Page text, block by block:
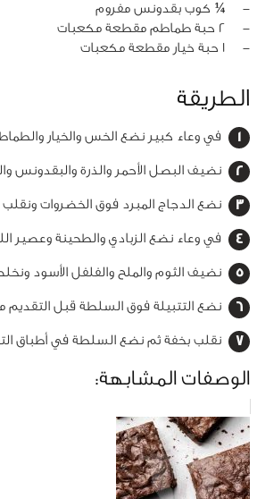
‏-
¼ كوب بقدونس مفروم
‏-
2 حبة طماطم مقطعة مكعبات
‏-
1 حبة خيار مقطعة مكعبات
الطريقة
في وعاء كبير نضع الخس والخيار
نضيف البصل الأحمر والذرة والبقدونس
نضع الدجاج المبرد فوق الخضروات ونقلب
في وعاء نضع الزبادي والطحينة وعصير
نضيف الثوم والملح والفلفل الأسود
نضع التتبيلة فوق السلطة قبل التقديم
نقلب بخفة ثم نضع السلطة في أطباق
الوصفات المشابهة: